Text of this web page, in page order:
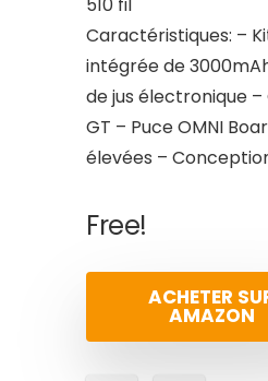
Caractéristiques: –
intégrée de
de jus électronique
GT – Puce OMNI
élevées –
Free!
ACHETER
AMAZON